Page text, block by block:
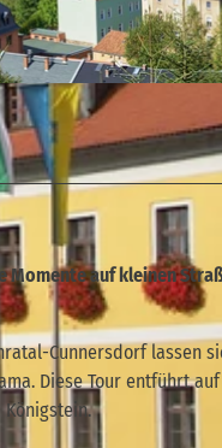
Grundmann, Tourismusverband Sächsische
Momente auf kleinen
Cunnersdorf lassen
Diese Tour entführt auf